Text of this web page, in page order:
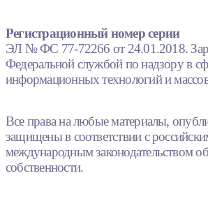
Регистрационный номер серии
ЭЛ № ФС 77-72266 от 24.01.2018.
Федеральной службой по надзору в
информационных технологий и
Все права на любые материалы,
защищены в соответствии с
международным законодательством
собственности.